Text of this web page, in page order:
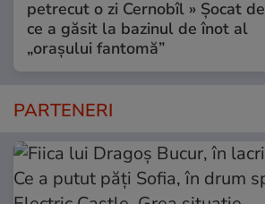
petrecut o zi Cernobîl » Șocat de
ce a găsit la bazinul de înot al
„orașului fantomă”
PARTENERI